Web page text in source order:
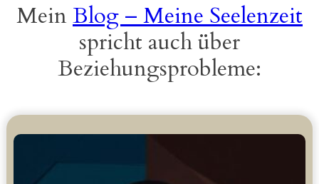
MeinBlog – Meine Seelenzeit
spricht auch über
Beziehungsprobleme: